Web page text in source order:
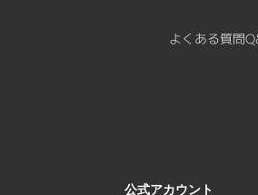
よくある質問
公式アカウント